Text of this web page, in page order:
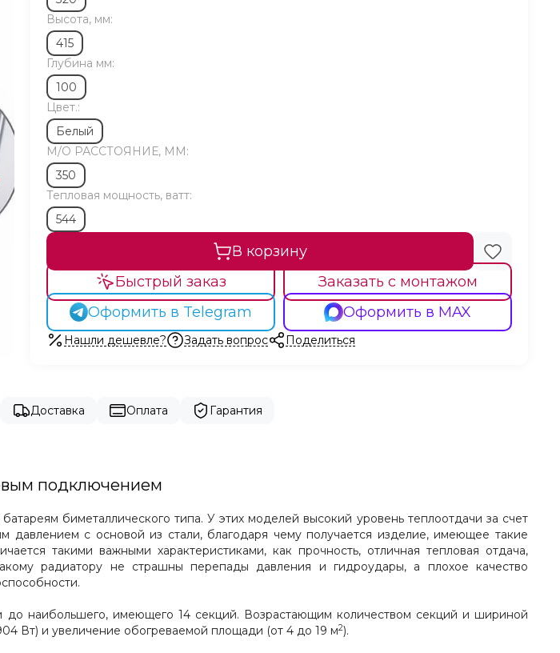
Высота, мм:
415
Глубина мм:
100
Цвет.:
Белый
М/O РАССТОЯНИЕ, ММ:
350
Тепловая мощность, ватт:
544
В корзину
Быстрый заказ
Заказать с монтажом
Оформить в Telegram
Оформить в MAX
Нашли дешевле? Задать вопрос Поделиться
Доставка Оплата Гарантия
подключением
биметаллического типа. У этих моделей высокий уровень теплоотдачи за счет
с основой из стали, благодаря чему получается изделие, имеющее такие
такими важными характеристиками, как прочность, отличная тепловая отдача,
радиатору не страшны перепады давления и гидроудары, а плохое качество
до наибольшего, имеющего 14 секций. Возрастающим количеством секций и шириной
Вт) и увеличение обогреваемой площади (от 4 до 19 м2).